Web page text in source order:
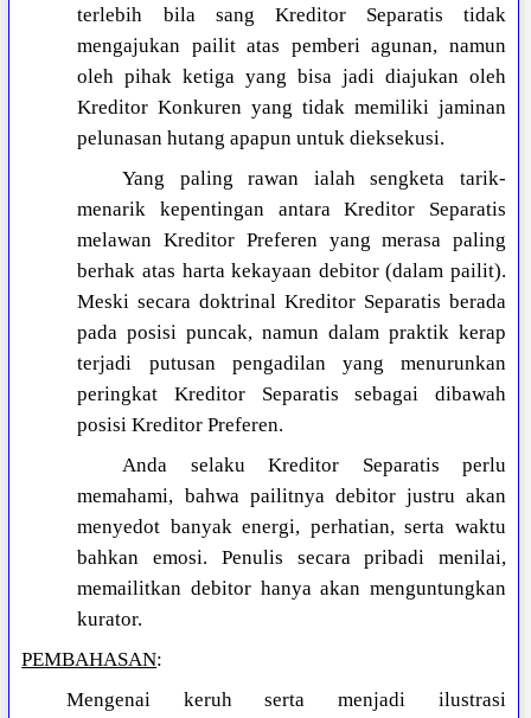
terlebih bila sang Kreditor Separatis tidak
mengajukan pailit atas pemberi agunan, namun
oleh pihak ketiga yang bisa jadi diajukan oleh
Kreditor Konkuren yang tidak memiliki jaminan
pelunasan hutang apapun untuk dieksekusi.
Yang paling rawan ialah sengketa tarik-
menarik kepentingan antara Kreditor Separatis
melawan Kreditor Preferen yang merasa paling
berhak atas harta kekayaan debitor (dalam pailit).
Meski secara doktrinal Kreditor Separatis berada
pada posisi puncak, namun dalam praktik kerap
terjadi putusan pengadilan yang menurunkan
peringkat Kreditor Separatis sebagai dibawah
posisi Kreditor Preferen.
Anda selaku Kreditor Separatis perlu
memahami, bahwa pailitnya debitor justru akan
menyedot banyak energi, perhatian, serta waktu
bahkan emosi. Penulis secara pribadi menilai,
memailitkan debitor hanya akan menguntungkan
kurator.
PEMBAHASAN:
Mengenai keruh serta menjadi ilustrasi